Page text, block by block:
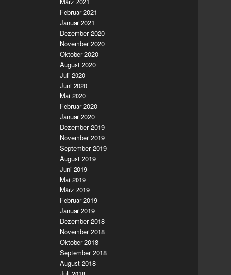
Februar 2021
Januar 2021
Dezember 2020
November 2020
Oktober 2020
August 2020
Juli 2020
Juni 2020
Mai 2020
Februar 2020
Januar 2020
Dezember 2019
November 2019
September 2019
August 2019
Juni 2019
Mai 2019
März 2019
Februar 2019
Januar 2019
Dezember 2018
November 2018
Oktober 2018
September 2018
August 2018